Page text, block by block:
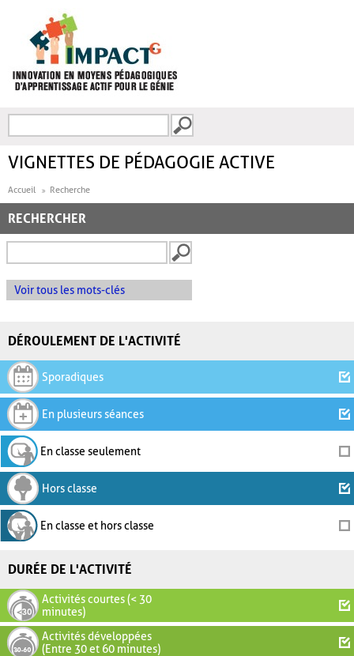
FORMULAIRE DE
VIGNETTES DE PÉDAGOGIE ACTIVE
Accueil Recherche
RECHERCHER
Voir tous les mots-clés
DÉROULEMENT DE L'ACTIVITÉ
Sporadiques
En plusieurs séances
En classe seulement
Hors classe
En classe et hors classe
DURÉE DE L'ACTIVITÉ
Activités courtes (< 30
minutes)
Activités développées
(Entre 30 et 60 minutes)